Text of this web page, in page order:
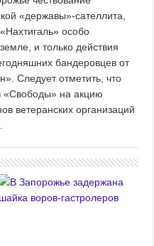
«державы»-сателлита,
особо
и только действия
бандеровцев от
Следует отметить, что
«Свободы» на акцию
ветеранских организаций